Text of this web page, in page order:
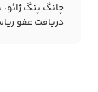
چانگ پنگ ژائو،
دریافت عفو